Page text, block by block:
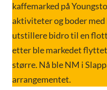
kaffemarked på
aktiviteter og boder med
utstillere bidro til en
etter ble markedet
større. Nå ble NM i
arrangementet.